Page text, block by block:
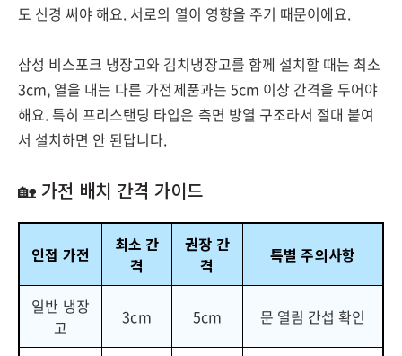
도 신경 써야 해요. 서로의 열이 영향을 주기 때문이에요.
삼성 비스포크 냉장고와 김치냉장고를 함께 설치할 때는 최소
3cm, 열을 내는 다른 가전제품과는 5cm 이상 간격을 두어야
해요. 특히 프리스탠딩 타입은 측면 방열 구조라서 절대 붙여
서 설치하면 안 된답니다.
🏡 가전 배치 간격 가이드
인접 가전
최소 간
격
권장 간
격
특별 주의사항
일반 냉장
고
3cm 5cm 문 열림 간섭 확인